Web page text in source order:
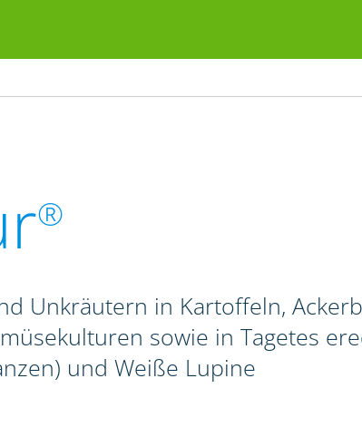
®
Unkräutern in Kartoffeln,
sowie in Tagetes
und Weiße Lupine